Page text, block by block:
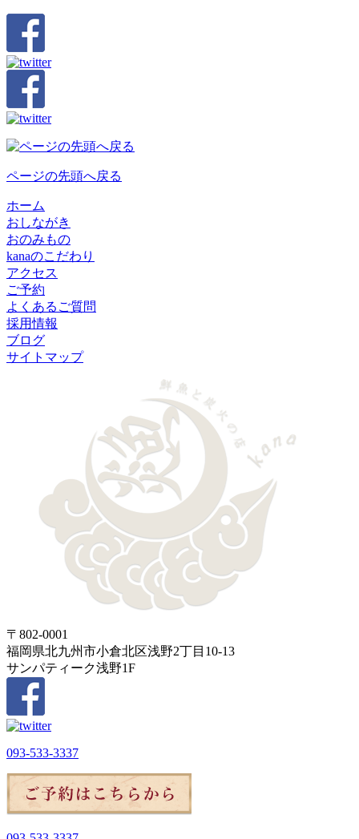
ページの先頭へ戻る
ホーム
おしながき
おのみもの
kanaのこだわり
アクセス
ご予約
よくあるご質問
採用情報
ブログ
サイトマップ
〒802-0001
福岡県北九州市小倉北区浅野2丁目10-13
サンパティーク浅野1F
093-533-3337